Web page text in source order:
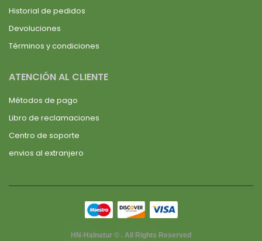
Historial de pedidos
Devoluciones
Términos y condiciones
ATENCIÓN AL CLIENTE
Métodos de pago
Libro de reclamaciones
Centro de soporte
envios al extranjero
HN-Halnatur © . All Rights Reserved